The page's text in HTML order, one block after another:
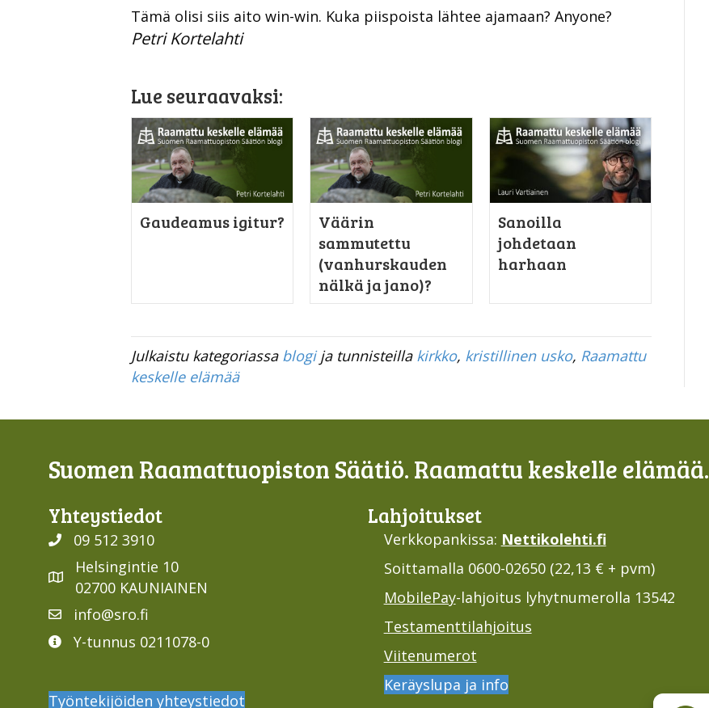
Tämä olisi siis aito win-win. Kuka piispoista lähtee ajamaan? Anyone?
Petri Kortelahti
Lue seuraavaksi:
Gaudeamus igitur?
Väärin
sammutettu
(vanhurskauden
nälkä ja jano)?
Sanoilla
johdetaan
harhaan
Julkaistu kategoriassa blogija tunnisteilla kirkko, kristillinen usko, Raamattu
keskelle elämää
Suomen Raamattuopiston Säätiö. Raamattu keskelle elämää.
Yhteys­tiedot
09 512 3910
Helsingintie 10
02700 KAUNIAINEN
info@sro.fi
Y-tunnus 0211078-0
Työntekijöiden yhteystiedot
Lahjoi­tukset
Verkkopankissa: Nettikolehti.fi
Soittamalla 0600-02650 (22,13 € + pvm)
MobilePay-lahjoitus lyhytnumerolla 13542
Testamenttilahjoitus
Viitenumerot
Keräyslupa ja info